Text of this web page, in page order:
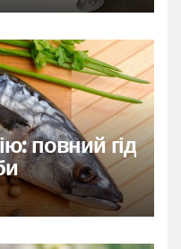
повний гід